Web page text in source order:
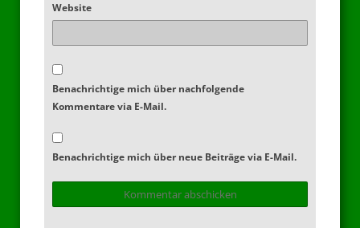
Website
Benachrichtige mich über nachfolgende
Kommentare via E-Mail.
Benachrichtige mich über neue Beiträge via E-Mail.